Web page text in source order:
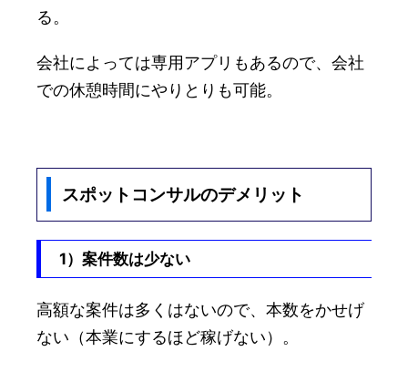
る。
会社によっては専用アプリもあるので、会社
での休憩時間にやりとりも可能。
スポットコンサルのデメリット
1）案件数は少ない
高額な案件は多くはないので、本数をかせげ
ない（本業にするほど稼げない）。